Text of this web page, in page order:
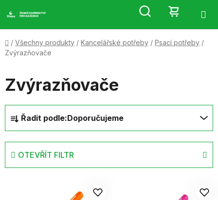
na
Hledat
KOŠÍK
Domů
/ Všechny produkty / Kancelářské potřeby / Psací potřeby /
Zvýrazňovače
Zvýrazňovače
a
z
n
Řadit podle:Doporučujeme
OTEVŘÍT FILTR